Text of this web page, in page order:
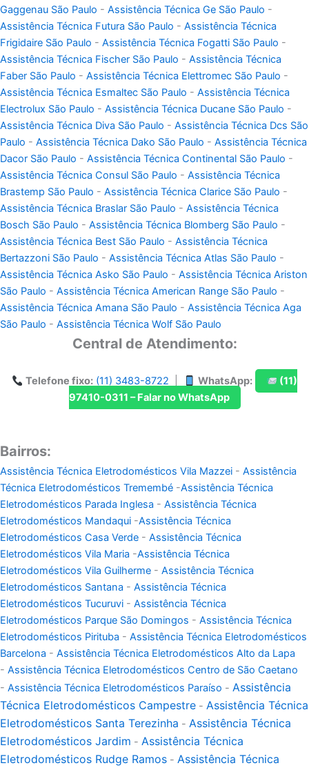
Gaggenau São Paulo - Assistência Técnica Ge São Paulo -
Assistência Técnica Futura São Paulo - Assistência Técnica
Frigidaire São Paulo - Assistência Técnica Fogatti São Paulo -
Assistência Técnica Fischer São Paulo - Assistência Técnica
Faber São Paulo - Assistência Técnica Elettromec São Paulo -
Assistência Técnica Esmaltec São Paulo - Assistência Técnica
Electrolux São Paulo - Assistência Técnica Ducane São Paulo -
Assistência Técnica Diva São Paulo - Assistência Técnica Dcs São
Paulo - Assistência Técnica Dako São Paulo - Assistência Técnica
Dacor São Paulo - Assistência Técnica Continental São Paulo -
Assistência Técnica Consul São Paulo - Assistência Técnica
Brastemp São Paulo - Assistência Técnica Clarice São Paulo -
Assistência Técnica Braslar São Paulo - Assistência Técnica
Bosch São Paulo - Assistência Técnica Blomberg São Paulo -
Assistência Técnica Best São Paulo - Assistência Técnica
Bertazzoni São Paulo - Assistência Técnica Atlas São Paulo -
Assistência Técnica Asko São Paulo - Assistência Técnica Ariston
São Paulo - Assistência Técnica American Range São Paulo -
Assistência Técnica Amana São Paulo - Assistência Técnica Aga
São Paulo - Assistência Técnica Wolf São Paulo
Central de Atendimento:
Telefone fixo: (11) 3483-8722 WhatsApp:
(11)
97410-0311 – Falar no WhatsApp
Bairros:
Assistência Técnica Eletrodomésticos Vila Mazzei - Assistência
Técnica Eletrodomésticos Tremembé -Assistência Técnica
Eletrodomésticos Parada Inglesa - Assistência Técnica
Eletrodomésticos Mandaqui -Assistência Técnica
Eletrodomésticos Casa Verde - Assistência Técnica
Eletrodomésticos Vila Maria -Assistência Técnica
Eletrodomésticos Vila Guilherme - Assistência Técnica
Eletrodomésticos Santana - Assistência Técnica
Eletrodomésticos Tucuruvi - Assistência Técnica
Eletrodomésticos Parque São Domingos - Assistência Técnica
Eletrodomésticos Pirituba - Assistência Técnica Eletrodomésticos
Barcelona - Assistência Técnica Eletrodomésticos Alto da Lapa
- Assistência Técnica Eletrodomésticos Centro de São Caetano
- Assistência Técnica Eletrodomésticos Paraíso - Assistência
Técnica Eletrodomésticos Campestre - Assistência Técnica
Eletrodomésticos Santa Terezinha - Assistência Técnica
Eletrodomésticos Jardim - Assistência Técnica
Eletrodomésticos Rudge Ramos - Assistência Técnica